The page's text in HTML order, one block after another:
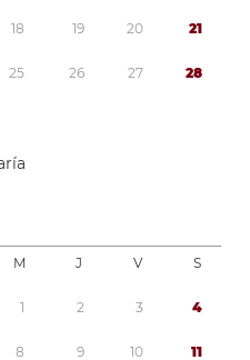
18 19 20 21
25 26 27 28
M J V S
1 2 3 4
8 9 10 11